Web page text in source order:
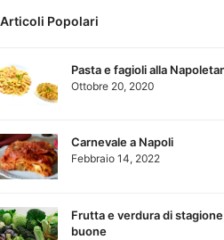
Articoli Popolari
Pasta e fagioli alla
Ottobre 20, 2020
Carnevale a Napoli
Febbraio 14, 2022
Frutta e verdura di
buone